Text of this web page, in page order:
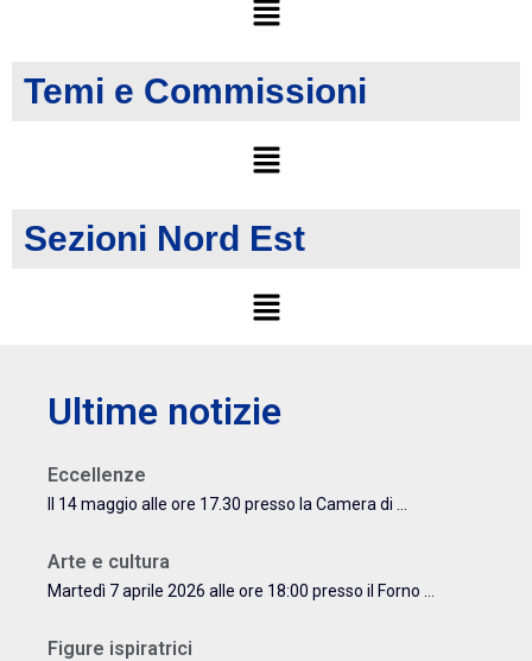
Temi e Commissioni
Sezioni Nord Est
Ultime notizie
Eccellenze
Il 14 maggio alle ore 17.30 presso la Camera di ...
Arte e cultura
Martedì 7 aprile 2026 alle ore 18:00 presso il Forno ...
Figure ispiratrici